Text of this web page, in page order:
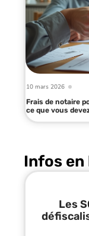
10 mars 2026
Frais de notaire
ce que vous
Infos en
Les